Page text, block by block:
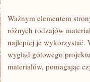
Ważnym elementem
różnych rodzajów
najlepiej je wykorzystać.
wygląd gotowego
materiałów, pomagając